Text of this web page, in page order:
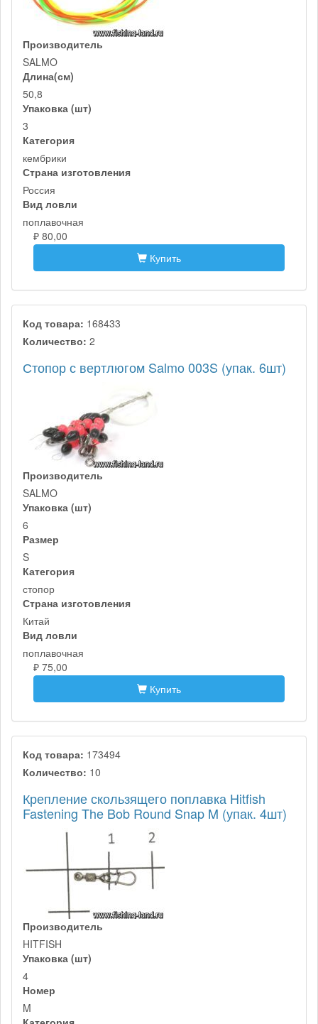
Производитель
SALMO
Длина(см)
50,8
Упаковка (шт)
3
Категория
кембрики
Страна изготовления
Россия
Вид ловли
поплавочная
₽ 80,00
Купить
Код товара: 168433
Количество: 2
Стопор с вертлюгом Salmo 003S (упак. 6шт)
Производитель
SALMO
Упаковка (шт)
6
Размер
S
Категория
стопор
Страна изготовления
Китай
Вид ловли
поплавочная
₽ 75,00
Купить
Код товара: 173494
Количество: 10
Крепление скользящего поплавка Hitfish
Fastening The Bob Round Snap M (упак. 4шт)
Производитель
HITFISH
Упаковка (шт)
4
Номер
M